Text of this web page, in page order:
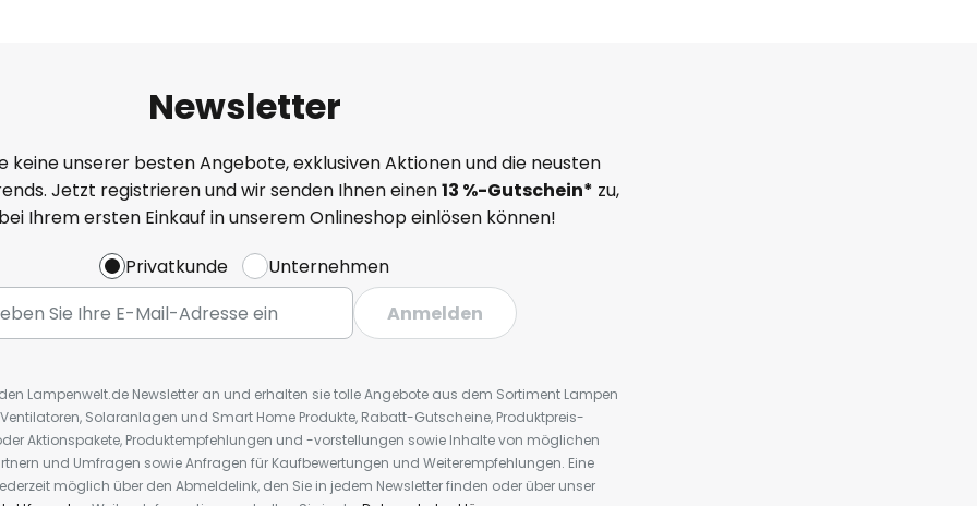
Newsletter
keine unserer besten Angebote, exklusiven Aktionen und die neusten
Jetzt registrieren und wir senden Ihnen einen13 %-Gutschein* zu,
Ihrem ersten Einkauf in unserem Onlineshop einlösen können!
Privatkunde
Unternehmen
Anmelden
Lampenwelt.de Newsletter an und erhalten sie tolle Angebote aus dem Sortiment Lampen
Solaranlagen und Smart Home Produkte, Rabatt-Gutscheine, Produktpreis-
Aktionspakete, Produktempfehlungen und -vorstellungen sowie Inhalte von möglichen
und Umfragen sowie Anfragen für Kaufbewertungen und Weiterempfehlungen. Eine
möglich über den Abmeldelink, den Sie in jedem Newsletter finden oder über unser